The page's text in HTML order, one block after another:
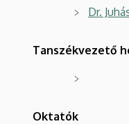
Dr.
Tanszékvezető
Oktatók